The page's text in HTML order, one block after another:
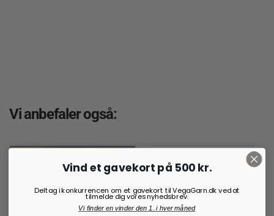
Vi anbefaler også:
Vind et gavekort på 500 kr.
Deltag i konkurrencen om et gavekort til VegaGarn.dk ved at
tilmelde dig vores nyhedsbrev.
Vi finder en vinder den 1. i hver måned